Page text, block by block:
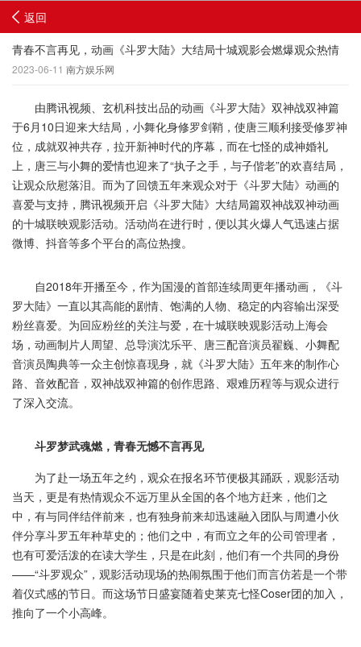
返回
青春不言再见，动画《斗罗大陆》大结局十城观影会燃爆观众热情
2023-06-11 南方娱乐网
由腾讯视频、玄机科技出品的动画《斗罗大陆》双神战双神篇
于6月10日迎来大结局，小舞化身修罗剑鞘，使唐三顺利接受修罗神
位，成就双神共存，拉开新神时代的序幕，而在七怪的成神婚礼
上，唐三与小舞的爱情也迎来了“执子之手，与子偕老”的欢喜结局，
让观众欣慰落泪。而为了回馈五年来观众对于《斗罗大陆》动画的
喜爱与支持，腾讯视频开启《斗罗大陆》大结局篇双神战双神动画
的十城联映观影活动。活动尚在进行时，便以其火爆人气迅速占据
微博、抖音等多个平台的高位热搜。
自2018年开播至今，作为国漫的首部连续周更年播动画，《斗
罗大陆》一直以其高能的剧情、饱满的人物、稳定的内容输出深受
粉丝喜爱。为回应粉丝的关注与爱，在十城联映观影活动上海会
场，动画制片人周望、总导演沈乐平、唐三配音演员翟巍、小舞配
音演员陶典等一众主创惊喜现身，就《斗罗大陆》五年来的制作心
路、音效配音，双神战双神篇的创作思路、艰难历程等与观众进行
了深入交流。
斗罗梦武魂燃，青春无憾不言再见
为了赴一场五年之约，观众在报名环节便极其踊跃，观影活动
当天，更是有热情观众不远万里从全国的各个地方赶来，他们之
中，有与同伴结伴前来，也有独身前来却迅速融入团队与周遭小伙
伴分享斗罗五年种草史的；他们之中，有而立之年的公司管理者，
也有可爱活泼的在读大学生，只是在此刻，他们有一个共同的身份
——“斗罗观众”，观影活动现场的热闹氛围于他们而言仿若是一个带
着仪式感的节日。而这场节日盛宴随着史莱克七怪Coser团的加入，
推向了一个小高峰。